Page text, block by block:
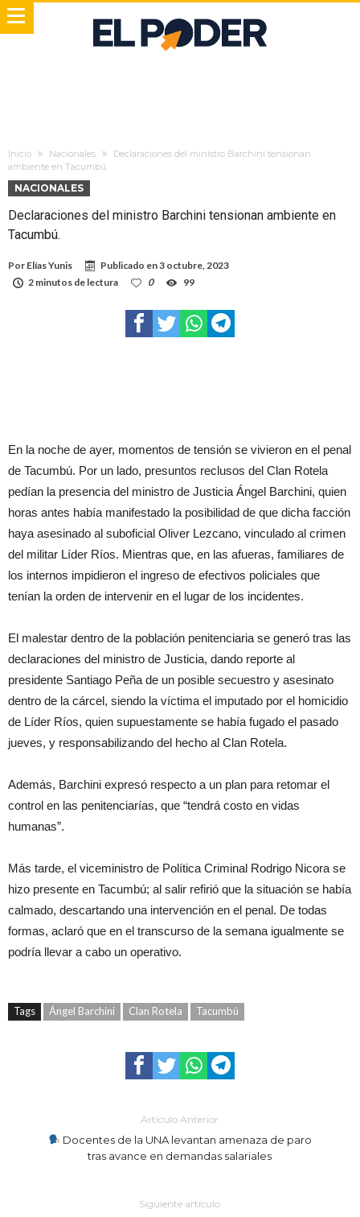
Inicio Nacionales
Declaraciones del ministro Barchini tensionan
ambiente en Tacumbú.
NACIONALES
Declaraciones del ministro Barchini tensionan ambiente en
Tacumbú.
Por Elías Yunis Publicado en3 octubre, 2023
2 minutos de lectura
0 99
En la noche de ayer, momentos de tensión se vivieron en el penal
de Tacumbú. Por un lado, presuntos reclusos del Clan Rotela
pedían la presencia del ministro de Justicia Ángel Barchini, quien
horas antes había manifestado la posibilidad de que dicha facción
haya asesinado al suboficial Oliver Lezcano, vinculado al crimen
del militar Líder Ríos. Mientras que, en las afueras, familiares de
los internos impidieron el ingreso de efectivos policiales que
tenían la orden de intervenir en el lugar de los incidentes.
El malestar dentro de la población penitenciaria se generó tras las
declaraciones del ministro de Justicia, dando reporte al
presidente Santiago Peña de un posible secuestro y asesinato
dentro de la cárcel, siendo la víctima el imputado por el homicidio
de Líder Ríos, quien supuestamente se había fugado el pasado
jueves, y responsabilizando del hecho al Clan Rotela.
Además, Barchini expresó respecto a un plan para retomar el
control en las penitenciarías, que “tendrá costo en vidas
humanas”.
Más tarde, el viceministro de Política Criminal Rodrigo Nicora se
hizo presente en Tacumbú; al salir refirió que la situación se había
calmado, descartando una intervención en el penal. De todas
formas, aclaró que en el transcurso de la semana igualmente se
podría llevar a cabo un operativo.
Tags Ángel Barchini Clan Rotela Tacumbú
Artículo Anterior
Docentes de la UNA levantan amenaza de paro
tras avance en demandas salariales
Siguiente artículo